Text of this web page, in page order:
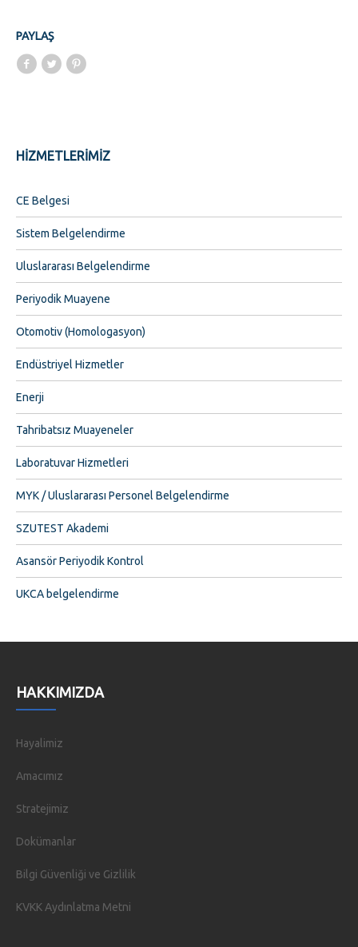
PAYLAŞ
HİZMETLERİMİZ
CE Belgesi
Sistem Belgelendirme
Uluslararası Belgelendirme
Periyodik Muayene
Otomotiv (Homologasyon)
Endüstriyel Hizmetler
Enerji
Tahribatsız Muayeneler
Laboratuvar Hizmetleri
MYK / Uluslararası Personel Belgelendirme
SZUTEST Akademi
Asansör Periyodik Kontrol
UKCA belgelendirme
HAKKIMIZDA
Hayalimiz
Amacımız
Stratejimiz
Dokümanlar
Bilgi Güvenliği ve Gizlilik
KVKK Aydınlatma Metni